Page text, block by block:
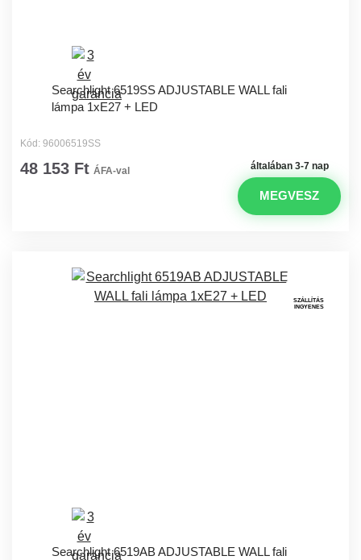
Searchlight 6519SS ADJUSTABLE WALL fali
lámpa 1xE27 + LED
Kód: 96006519SS
általában 3-7 nap
48 153 Ft ÁFA-val
MEGVESZ
SZÁLLÍTÁS
INGYENES
Searchlight 6519AB ADJUSTABLE WALL fali